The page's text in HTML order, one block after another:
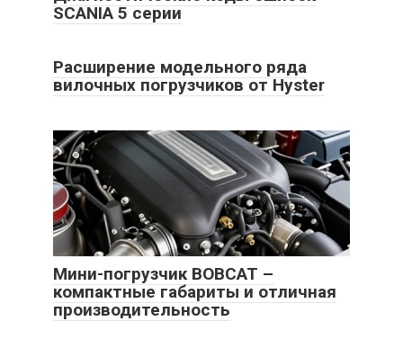
SCANIA 5 серии
Расширение модельного ряда
вилочных погрузчиков от Hyster
Мини-погрузчик BOBCAT –
компактные габариты и отличная
производительность